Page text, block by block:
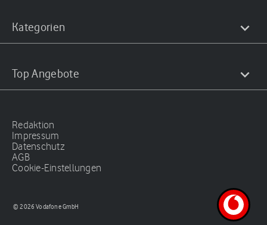
Kategorien
Top Angebote
Redaktion
Impressum
Datenschutz
AGB
Cookie-Einstellungen
© 2026 Vodafone GmbH